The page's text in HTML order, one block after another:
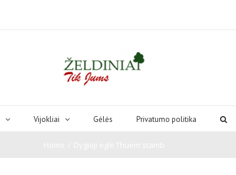
Vijokliai Gėlės Privatumo politika